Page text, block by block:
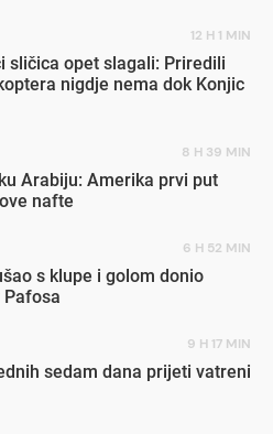
12 H 1 MIN
sličica opet slagali: Priredili
nigdje nema dok Konjic
8 H 39 MIN
Arabiju: Amerika prvi put
nafte
6 H 52 MIN
s klupe i golom donio
9 H 17 MIN
sedam dana prijeti vatreni